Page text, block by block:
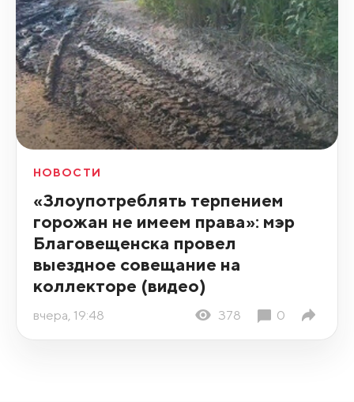
НОВОСТИ
«Злоупотреблять терпением
горожан не имеем права»: мэр
Благовещенска провел
выездное совещание на
коллекторе (видео)
вчера, 19:48 378 0